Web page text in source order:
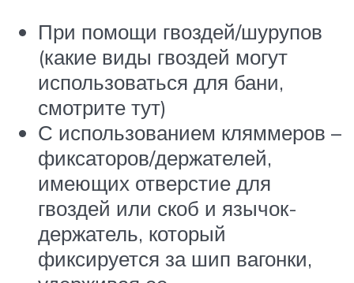
При помощи гвоздей/шурупов
(какие виды гвоздей могут
использоваться для бани,
смотрите тут)
С использованием кляммеров –
фиксаторов/держателей,
имеющих отверстие для
гвоздей или скоб и язычок-
держатель, который
фиксируется за шип вагонки,